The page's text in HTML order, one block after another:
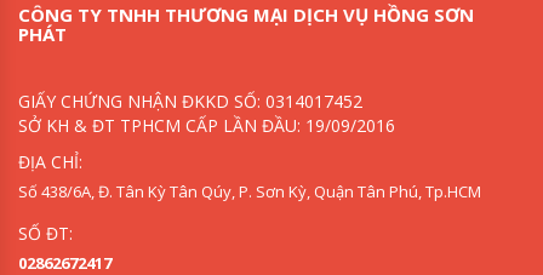
CÔNG TY TNHH THƯƠNG MẠI DỊCH VỤ HỒNG SƠN
PHÁT
GIẤY CHỨNG NHẬN ĐKKD SỐ: 0314017452
SỞ KH & ĐT TPHCM CẤP LẦN ĐẦU: 19/09/2016
ĐỊA CHỈ:
Số 438/6A, Đ. Tân Kỳ Tân Qúy, P. Sơn Kỳ, Quận Tân Phú, Tp.HCM
SỐ ĐT:
02862672417